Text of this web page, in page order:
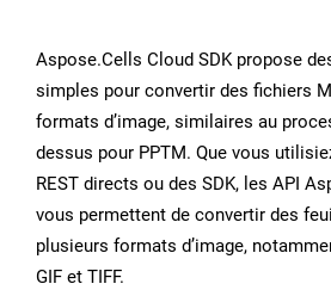
Aspose.Cells Cloud SDK propose
simples pour convertir des fichiers
formats d’image, similaires au
dessus pour PPTM. Que vous
REST directs ou des SDK, les API
vous permettent de convertir des
plusieurs formats d’image,
GIF et TIFF.